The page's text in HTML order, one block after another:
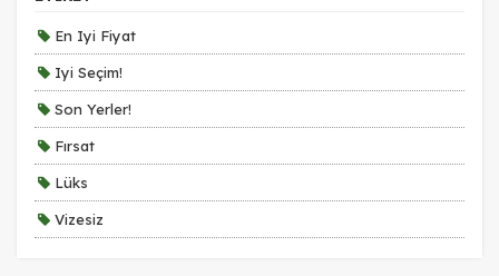
edersiniz, ancak daha az alakalı olabilirler.
Tercihleri Kaydet
En Iyi Fiyat
Iyi Seçim!
Son Yerler!
Fırsat
Lüks
Vizesiz